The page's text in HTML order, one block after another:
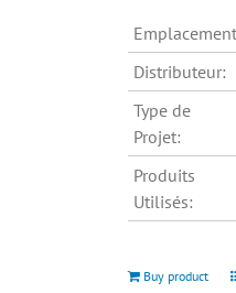
Distributeur:
Type de
Projet:
Produits
Utilisés:
Buy product